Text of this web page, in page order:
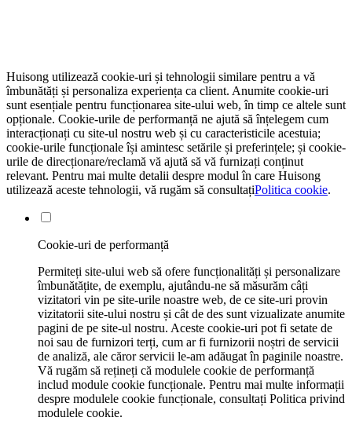
Huisong utilizează cookie-uri și tehnologii similare pentru a vă
îmbunătăți și personaliza experiența ca client. Anumite cookie-uri
sunt esențiale pentru funcționarea site-ului web, în ​​timp ce altele sunt
opționale. Cookie-urile de performanță ne ajută să înțelegem cum
interacționați cu site-ul nostru web și cu caracteristicile acestuia;
cookie-urile funcționale își amintesc setările și preferințele; și cookie-
urile de direcționare/reclamă vă ajută să vă furnizați conținut
relevant. Pentru mai multe detalii despre modul în care Huisong
utilizează aceste tehnologii, vă rugăm să consultațiPolitica cookie.
Cookie-uri de performanță
Permiteți site-ului web să ofere funcționalități și personalizare
îmbunătățite, de exemplu, ajutându-ne să măsurăm câți
vizitatori vin pe site-urile noastre web, de ce site-uri provin
vizitatorii site-ului nostru și cât de des sunt vizualizate anumite
pagini de pe site-ul nostru. Aceste cookie-uri pot fi setate de
noi sau de furnizori terți, cum ar fi furnizorii noștri de servicii
de analiză, ale căror servicii le-am adăugat în paginile noastre.
Vă rugăm să rețineți că modulele cookie de performanță
includ module cookie funcționale. Pentru mai multe informații
despre modulele cookie funcționale, consultați Politica privind
modulele cookie.